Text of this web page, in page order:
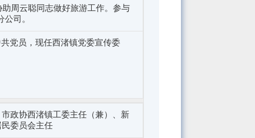
周云聪同志做好旅游工作。参与
司。
党员，现任西渚镇党委宣传委
政协西渚镇工委主任（兼）、新
委员会主任